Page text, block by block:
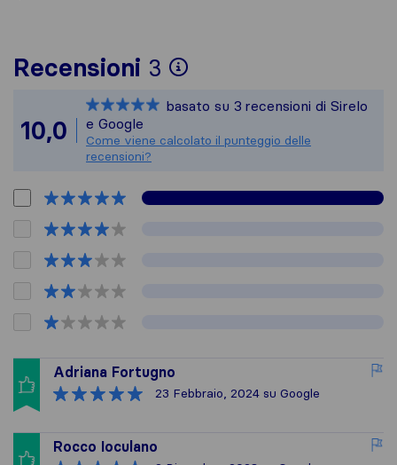
Recensioni 3
Per avere un
Tutte le recensioni
10,0
basato su 3 recensioni di Sirelo
e Google
Come viene calcolato il punteggio delle
recensioni?
Adriana Fortugno
23 Febbraio, 2024 su Google
Rocco Ioculano